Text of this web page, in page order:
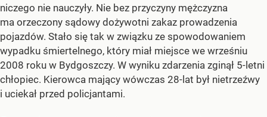
niczego nie nauczyły. Nie bez przyczyny mężczyzna
ma orzeczony sądowy dożywotni zakaz prowadzenia
pojazdów. Stało się tak w związku ze spowodowaniem
wypadku śmiertelnego, który miał miejsce we wrześniu
2008 roku w Bydgoszczy. W wyniku zdarzenia zginął 5-letni
chłopiec. Kierowca mający wówczas 28-lat był nietrzeźwy
i uciekał przed policjantami.